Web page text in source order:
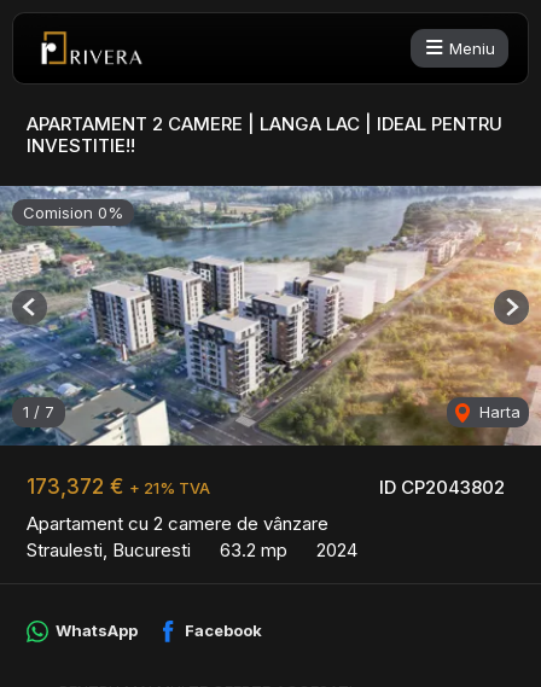
Meniu
APARTAMENT 2 CAMERE | LANGA LAC | IDEAL PENTRU
INVESTITIE!!
ID CP2043802
173,372 € + 21% TVA
Apartament cu 2 camere de vânzare
Straulesti, Bucuresti
63.2 mp 2024
Comision 0%
1 / 7 Harta
Previous
WhatsApp Facebook